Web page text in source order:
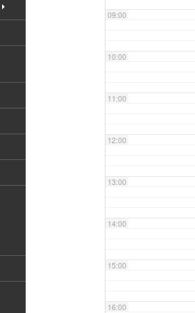
09:00
10:00
11:00
12:00
13:00
14:00
15:00
16:00